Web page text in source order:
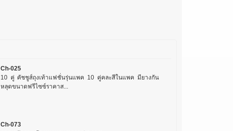
Ch-025
10 คู่ คัชชูส์ถุงเท้าแฟชั่นรุ่นแพค 10 คู่คละสีในแพค มียางกัน
หลุดขนาดฟรีไซซ์ราคาส...
Ch-073